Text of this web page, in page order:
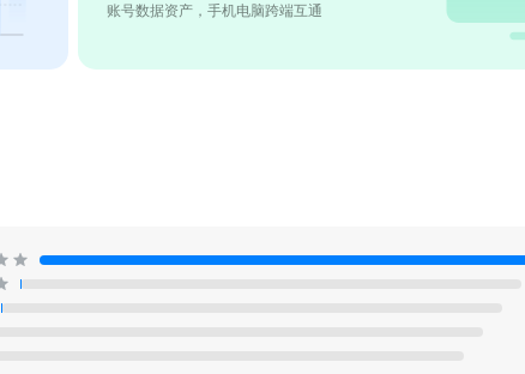
账号数据资产，手机电脑跨端互通